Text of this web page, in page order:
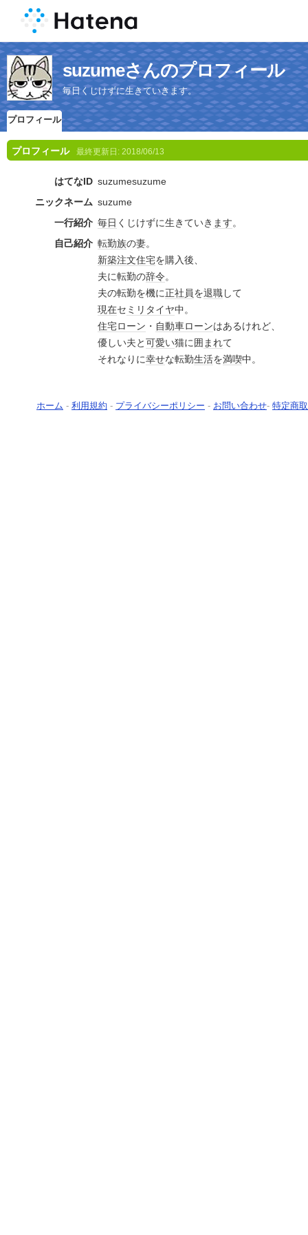
suzumeさんのプロフィール
毎日くじけずに生きていきます。
プロフィール
プロフィール 最終更新日: 2018/06/13
はてなID suzumesuzume
ニックネーム suzume
一行紹介 毎日 くじけずに生きていき ます。
自己紹介 転勤族の妻。
新築注文住宅を購入後、
夫に転勤の辞令。
夫の転勤を機に正社員を退職して
現在セ ミリ タイヤ中。
住宅ローン ・ 自動車ローンはあるけれど、
優しい夫と可愛い猫に囲 まれて
それなりに幸せな転勤生活を満喫中。
ホーム - 利用規約 - プライバシーポリシー - お問い合わせ- 特定商